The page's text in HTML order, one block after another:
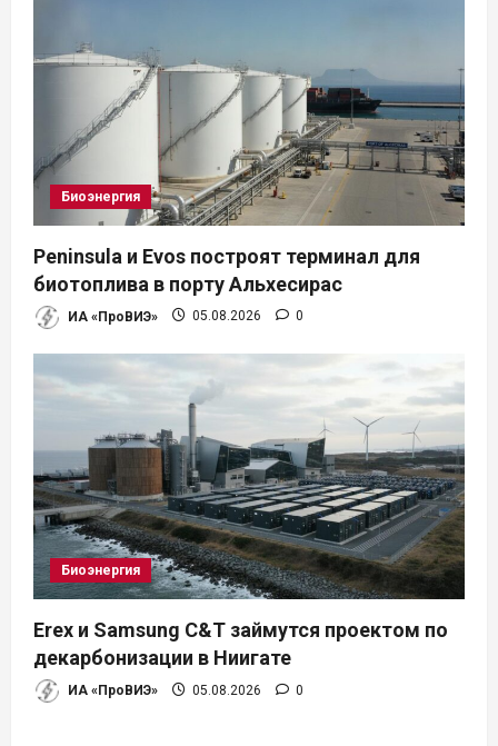
м
Биоэнергия
Peninsula и Evos построят терминал для
биотоплива в порту Альхесирас
ИА «ПроВИЭ» 05.08.2026 0
Биоэнергия
Erex и Samsung C&T займутся проектом по
декарбонизации в Ниигате
ИА «ПроВИЭ» 05.08.2026 0